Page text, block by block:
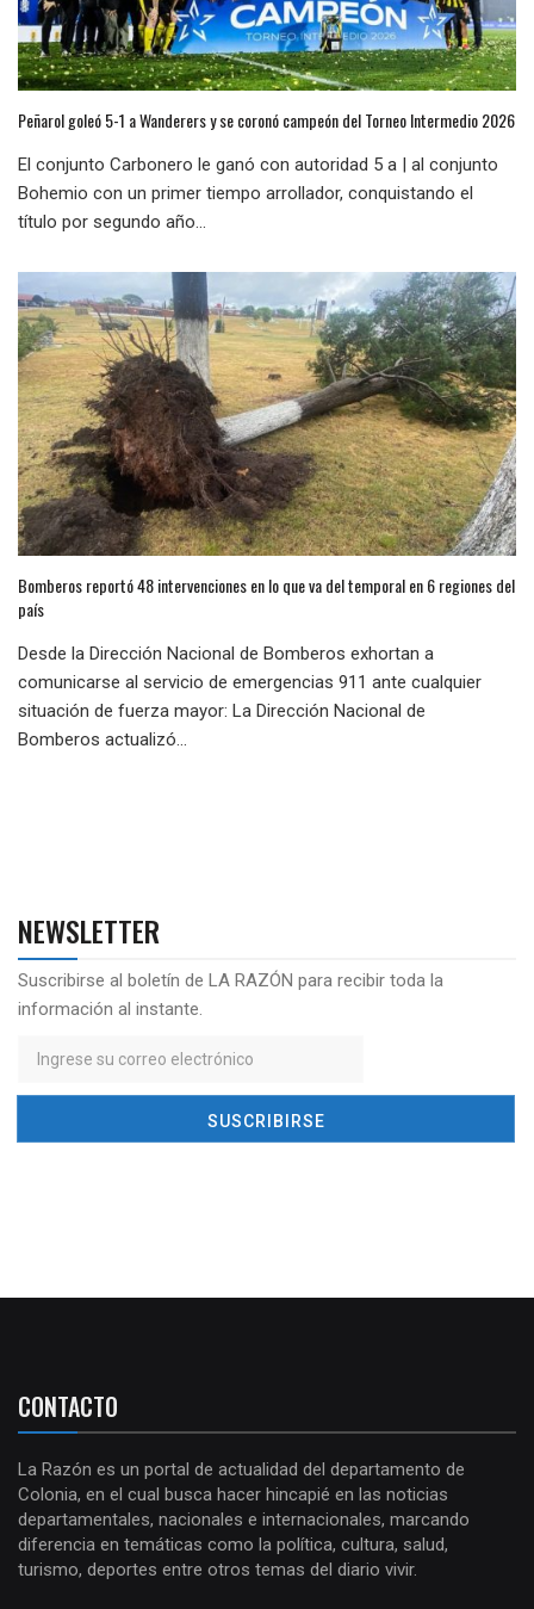
Peñarol goleó 5-1 a Wanderers y se coronó campeón del Torneo Intermedio 2026
El conjunto Carbonero le ganó con autoridad 5 a | al conjunto
Bohemio con un primer tiempo arrollador, conquistando el
título por segundo año...
Bomberos reportó 48 intervenciones en lo que va del temporal en 6 regiones del
país
Desde la Dirección Nacional de Bomberos exhortan a
comunicarse al servicio de emergencias 911 ante cualquier
situación de fuerza mayor: La Dirección Nacional de
Bomberos actualizó...
NEWSLETTER
Suscribirse al boletín de LA RAZÓN para recibir toda la
información al instante.
CONTACTO
La Razón es un portal de actualidad del departamento de
Colonia, en el cual busca hacer hincapié en las noticias
departamentales, nacionales e internacionales, marcando
diferencia en temáticas como la política, cultura, salud,
turismo, deportes entre otros temas del diario vivir.